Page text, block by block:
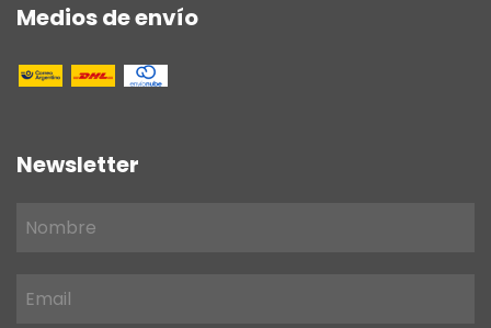
Medios de envío
Newsletter